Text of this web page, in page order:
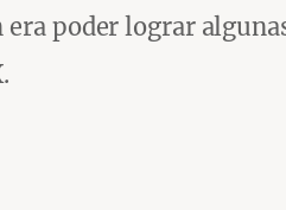
poder lograr